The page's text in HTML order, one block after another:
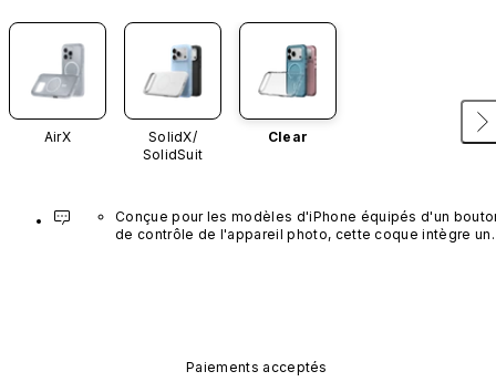
AirX
SolidX/
SolidSuit
Clear
Conçue pour les modèles d'iPhone équipés d'un
de contrôle de l'appareil photo, cette coque intègre un
Paiements acceptés